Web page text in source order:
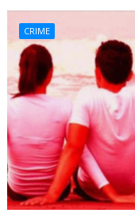
CRIME